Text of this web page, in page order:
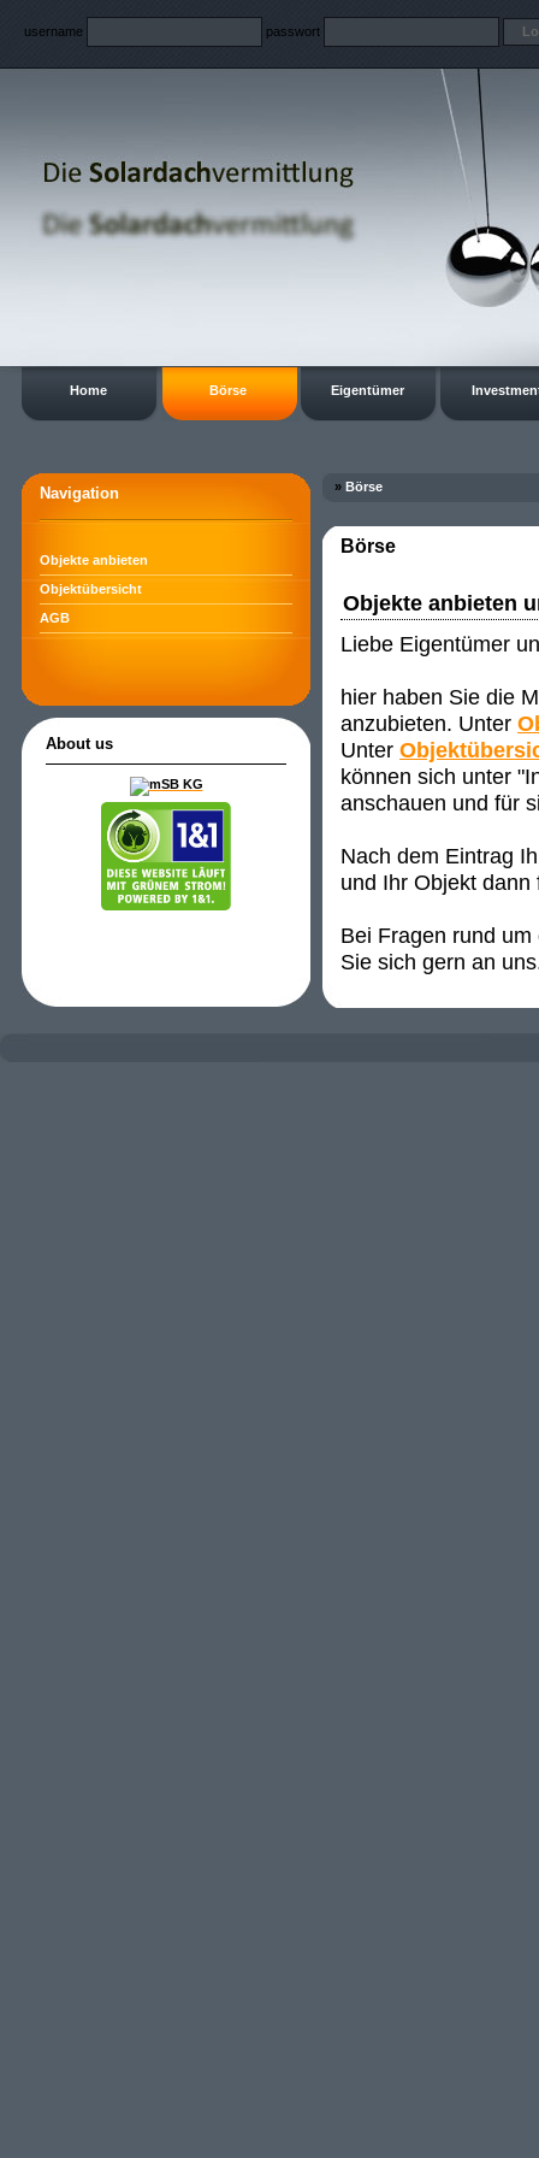
username passwort
Home Börse Eigentümer
Navigation
Objekte anbieten
Objektübersicht
AGB
About us
» Börse
Börse
Objekte anbieten
Liebe Eigentümer
hier haben Sie die
anzubieten. Unter
Unter
können sich unter
anschauen und für
Nach dem Eintrag
und Ihr Objekt dann
Bei Fragen rund
Sie sich gern an